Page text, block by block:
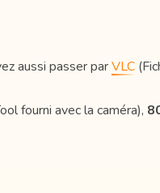
aussi passer parVLC
fourni avec la caméra),